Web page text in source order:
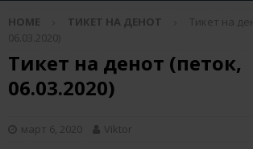
HOME ТИКЕТ НА ДЕНОТ
Тикет на
06.03.2020)
Тикет на денот (петок,
06.03.2020)
март 6, 2020 Viktor